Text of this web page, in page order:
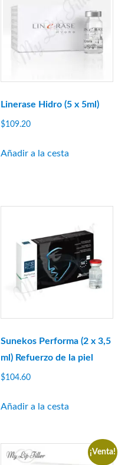
Linerase Hidro (5 x 5ml)
$109.20
Añadir a la cesta
Sunekos Performa (2 x 3,5
ml) Refuerzo de la piel
$104.60
Añadir a la cesta
¡Venta!